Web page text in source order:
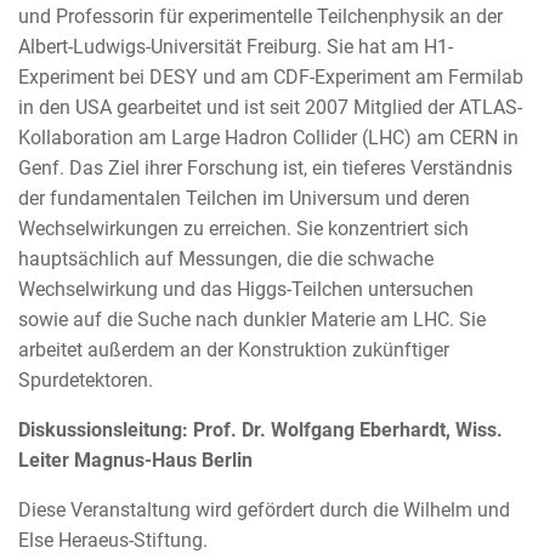
und Professorin für experimentelle Teilchenphysik an der
Albert-Ludwigs-Universität Freiburg. Sie hat am H1-
Experiment bei DESY und am CDF-Experiment am Fermilab
in den USA gearbeitet und ist seit 2007 Mitglied der ATLAS-
Kollaboration am Large Hadron Collider (LHC) am CERN in
Genf. Das Ziel ihrer Forschung ist, ein tieferes Verständnis
der fundamentalen Teilchen im Universum und deren
Wechselwirkungen zu erreichen. Sie konzentriert sich
hauptsächlich auf Messungen, die die schwache
Wechselwirkung und das Higgs-Teilchen untersuchen
sowie auf die Suche nach dunkler Materie am LHC. Sie
arbeitet außerdem an der Konstruktion zukünftiger
Spurdetektoren.
Diskussionsleitung: Prof. Dr. Wolfgang Eberhardt, Wiss.
Leiter Magnus-Haus Berlin
Diese Veranstaltung wird gefördert durch die Wilhelm und
Else Heraeus-Stiftung.